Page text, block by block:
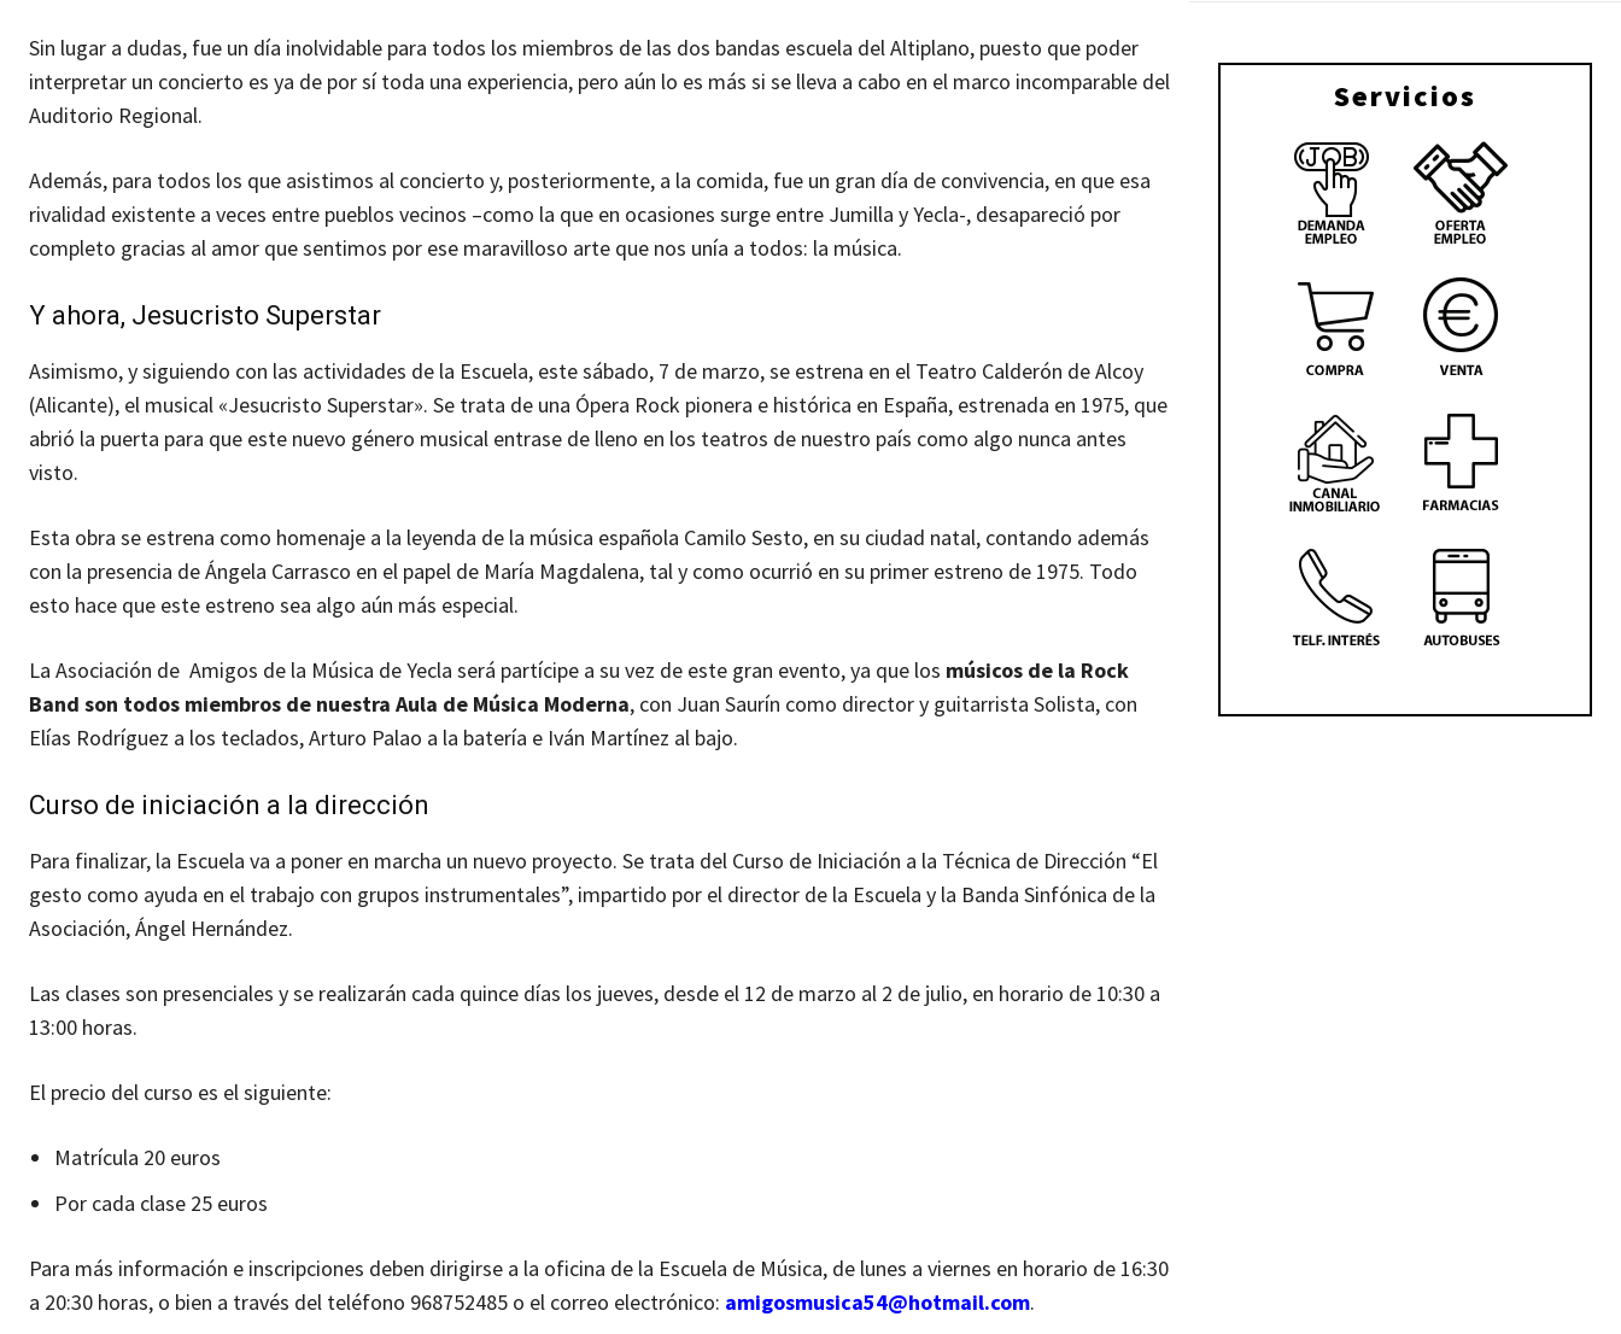
Sin lugar a dudas, fue un día inolvidable para todos los miembros de las dos bandas escuela del Altiplano, puesto que poder
interpretar un concierto es ya de por sí toda una experiencia, pero aún lo es más si se lleva a cabo en el marco incomparable del
Auditorio Regional.
Además, para todos los que asistimos al concierto y, posteriormente, a la comida, fue un gran día de convivencia, en que esa
rivalidad existente a veces entre pueblos vecinos –como la que en ocasiones surge entre Jumilla y Yecla-, desapareció por
completo gracias al amor que sentimos por ese maravilloso arte que nos unía a todos: la música.
Y ahora, Jesucristo Superstar
Asimismo, y siguiendo con las actividades de la Escuela, este sábado, 7 de marzo, se estrena en el Teatro Calderón de Alcoy
(Alicante), el musical «Jesucristo Superstar». Se trata de una Ópera Rock pionera e histórica en España, estrenada en 1975, que
abrió la puerta para que este nuevo género musical entrase de lleno en los teatros de nuestro país como algo nunca antes
visto.
Esta obra se estrena como homenaje a la leyenda de la música española Camilo Sesto, en su ciudad natal, contando además
con la presencia de Ángela Carrasco en el papel de María Magdalena, tal y como ocurrió en su primer estreno de 1975. Todo
esto hace que este estreno sea algo aún más especial.
La Asociación de Amigos de la Música de Yecla será partícipe a su vez de este gran evento, ya que los músicos de la Rock
Band son todos miembros de nuestra Aula de Música Moderna, con Juan Saurín como director y guitarrista Solista, con
Elías Rodríguez a los teclados, Arturo Palao a la batería e Iván Martínez al bajo.
Curso de iniciación a la dirección
Para finalizar, la Escuela va a poner en marcha un nuevo proyecto. Se trata del Curso de Iniciación a la Técnica de Dirección “El
gesto como ayuda en el trabajo con grupos instrumentales”, impartido por el director de la Escuela y la Banda Sinfónica de la
Asociación, Ángel Hernández.
Las clases son presenciales y se realizarán cada quince días los jueves, desde el 12 de marzo al 2 de julio, en horario de 10:30 a
13:00 horas.
El precio del curso es el siguiente:
Matrícula 20 euros
Por cada clase 25 euros
Para más información e inscripciones deben dirigirse a la oficina de la Escuela de Música, de lunes a viernes en horario de 16:30
a 20:30 horas, o bien a través del teléfono 968752485 o el correo electrónico: amigosmusica54@hotmail.com.
Servicios